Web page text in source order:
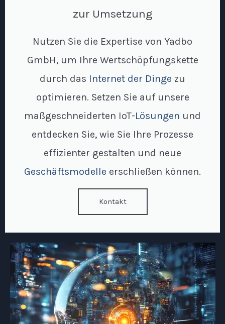
zur Umsetzung
Nutzen Sie die Expertise von Yadbo
GmbH, um Ihre Wertschöpfungskette
durch das Internet der Dinge zu
optimieren. Setzen Sie auf unsere
maßgeschneiderten IoT-Lösungen und
entdecken Sie, wie Sie Ihre Prozesse
effizienter gestalten und neue
Geschäftsmodelle erschließen können.
Kontakt